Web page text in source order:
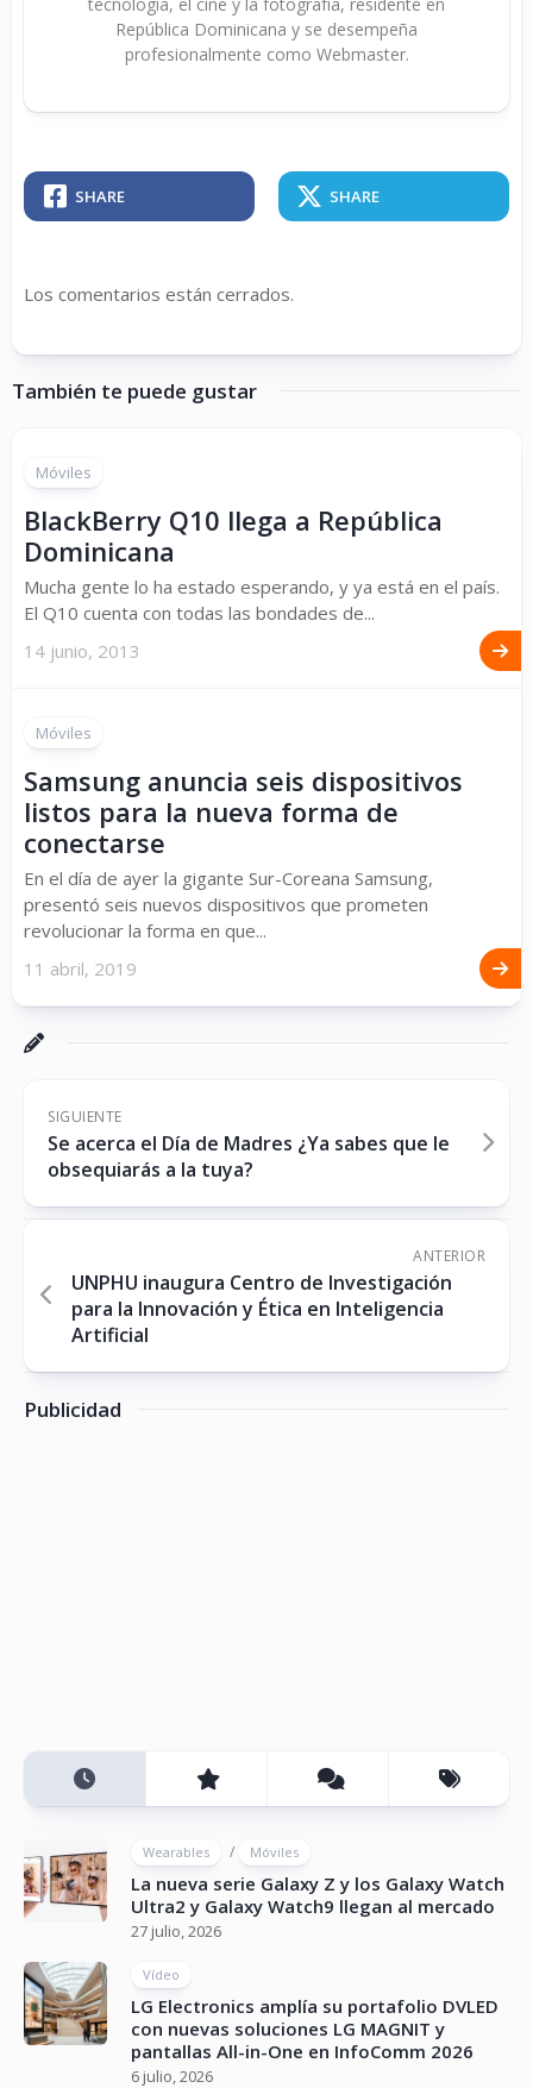
República Dominicana y se desempeña
profesionalmente como Webmaster.
SHARE SHARE
Los comentarios están cerrados.
También te puede gustar
Móviles
BlackBerry Q10 llega a República
Dominicana
Mucha gente lo ha estado esperando, y ya está en el país.
El Q10 cuenta con todas las bondades de...
14 junio, 2013
Móviles
Samsung anuncia seis dispositivos
listos para la nueva forma de
conectarse
En el día de ayer la gigante Sur-Coreana Samsung,
presentó seis nuevos dispositivos que prometen
revolucionar la forma en que...
11 abril, 2019
SIGUIENTE
Se acerca el Día de Madres ¿Ya sabes que le
obsequiarás a la tuya?
ANTERIOR
UNPHU inaugura Centro de Investigación
para la Innovación y Ética en Inteligencia
Artificial
Publicidad
Wearables / Móviles
La nueva serie Galaxy Z y los Galaxy Watch
Ultra2 y Galaxy Watch9 llegan al mercado
27 julio, 2026
Vídeo
LG Electronics amplía su portafolio DVLED
con nuevas soluciones LG MAGNIT y
pantallas All-in-One en InfoComm 2026
6 julio, 2026